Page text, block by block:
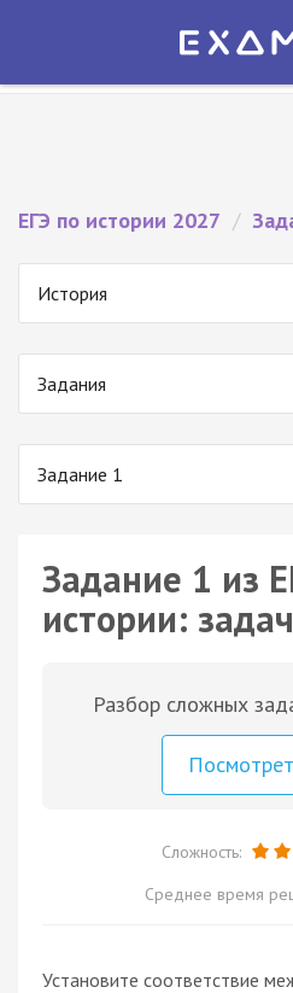
Экзамер — ЕГЭ 2027
ЕГЭ по истории 2027 /
История
Задания
Задание 1
Задание 1 из
истории:
Разбор сложных
Сложность:
Среднее время
Установите соответствие